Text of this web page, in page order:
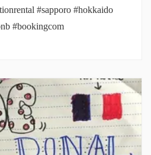
#sapporo #hokkaido
#bookingcom